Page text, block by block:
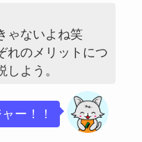
ゃないよね笑
れのメリットにつ
しよう。
ー！！